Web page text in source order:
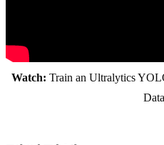
Watch: Train an Ultralytics